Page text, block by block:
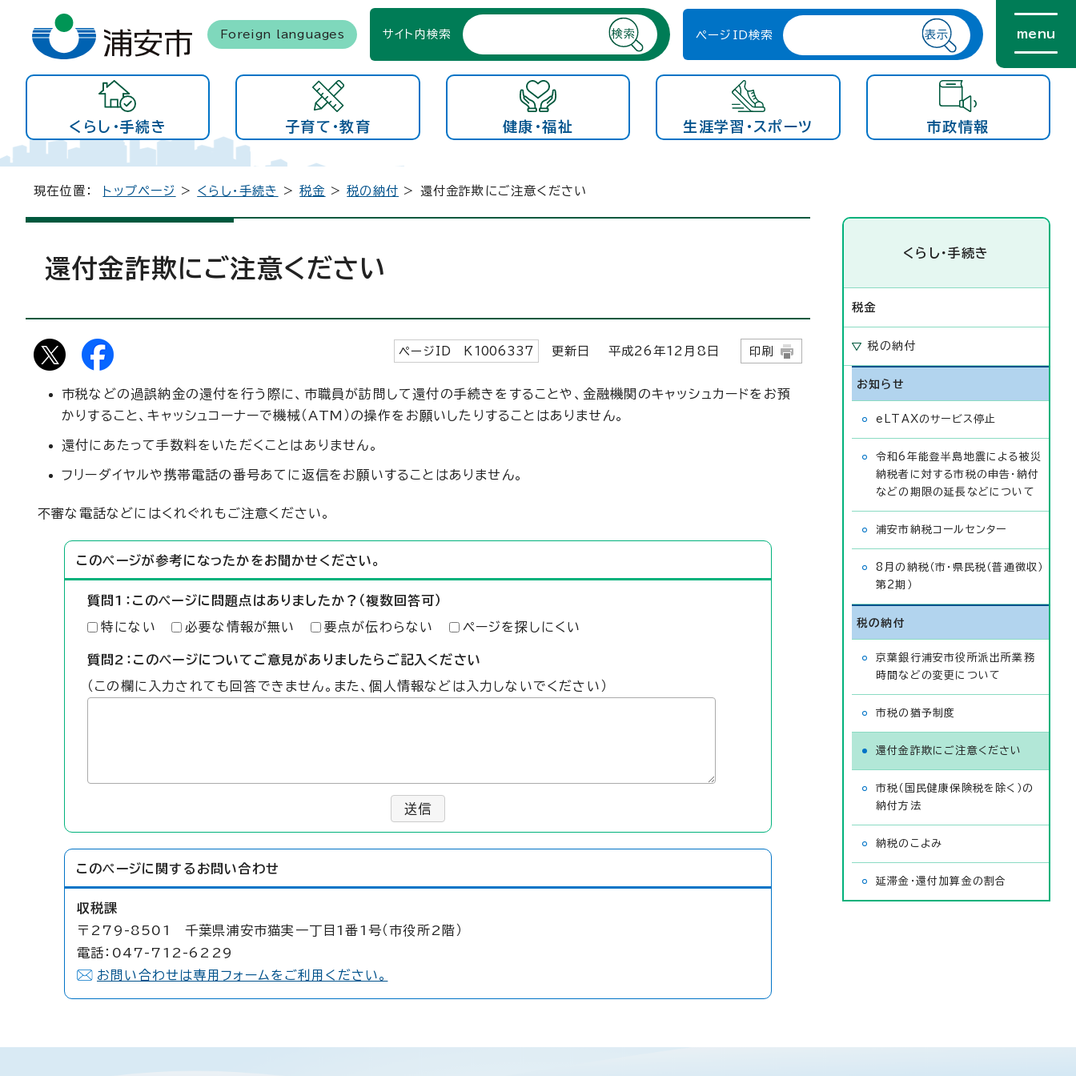
Foreign languages サイト内検索 ページID検索 menu
くらし・手続き 子育て・教育 健康・福祉 生涯学習・スポーツ 市政情報
現在位置： トップページ > くらし・手続き >税金 >税の納付 > 還付金詐欺にご注意ください
還付金詐欺にご注意ください
ページID K 1006337 更新日 平成26 年12 月8日 印刷
市税などの過誤納金の還付を行う際に、市職員が訪問して還付の手続きをすることや、金融機関のキャッシュカードをお預
かりすること、キャッシュコーナーで機械（ATM）の操作をお願いしたりすることはありません。
還付にあたって手数料をいただくことはありません。
フリーダイヤルや携帯電話の番号あてに返信をお願いすることはありません。
不審な電話などにはくれぐれもご注意ください。
このページが参考になったかをお聞かせください。
質問1：このページに問題点はありましたか？（複数回答可）
特にない 必要な情報が無い 要点が伝わらない ページを探しにくい
質問2：このページについてご意見がありましたらご記入ください
（この欄に入力されても回答できません。また、個人情報などは入力しないでください）
送信
このページに関する お問い合わせ
収税課
〒279-8501 千葉県浦安市猫実一丁目1番1号（市役所2階）
電話：047-712-6229
お問い合わせは専用フォームをご利用ください。
くらし・手続き
税金
税の納付
お知らせ
eLTAXのサービス停止
令和6年能登半島地震による被災
納税者に対する市税の申告・納付
などの期限の延長などについて
浦安市納税コールセンター
8月の納税（市・県民税（普通徴収）
第2期）
税の納付
京葉銀行浦安市役所派出所業務
時間などの変更について
市税の猶予制度
還付金詐欺にご注意ください
市税（国民健康保険税を除く）の
納付方法
納税のこよみ
延滞金・還付加算金の割合